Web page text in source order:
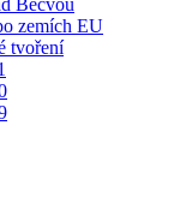
Bečvou
zemích EU
tvoření